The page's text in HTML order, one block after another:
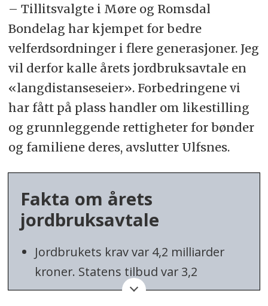
– Tillitsvalgte i Møre og Romsdal
Bondelag har kjempet for bedre
velferdsordninger i flere generasjoner. Jeg
vil derfor kalle årets jordbruksavtale en
«langdistanseseier». Forbedringene vi
har fått på plass handler om likestilling
og grunnleggende rettigheter for bønder
og familiene deres, avslutter Ulfsnes.
Fakta om årets
jordbruksavtale
Jordbrukets krav var 4,2 milliarder
kroner. Statens tilbud var 3,2
milliarder kroner. Avtalt ramme er